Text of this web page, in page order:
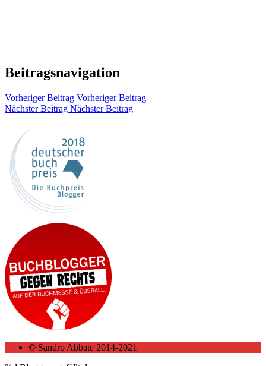
Beitragsnavigation
Vorheriger Beitrag Vorheriger Beitrag
Nächster Beitrag Nächster Beitrag
© Sandro Abbate 2014-2021